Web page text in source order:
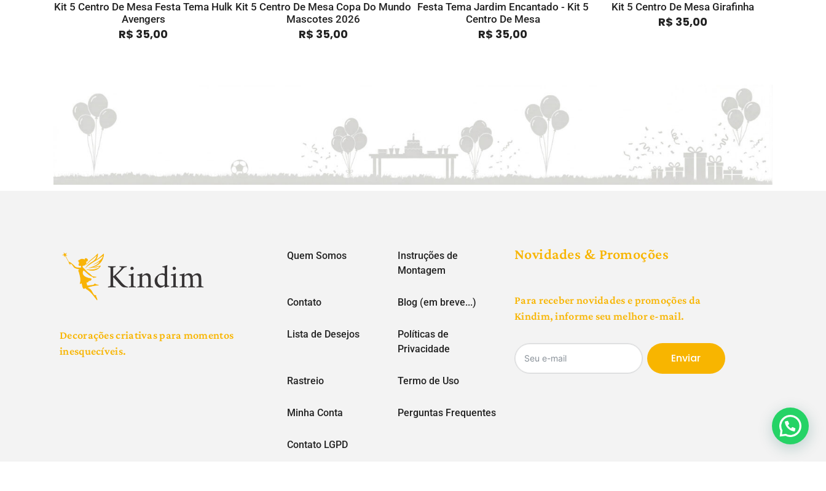
Kit 5 Centro De Mesa Festa Tema Hulk
Avengers
R$ 35,00
Kit 5 Centro De Mesa Copa Do Mundo
Mascotes 2026
R$ 35,00
Festa Tema Jardim Encantado - Kit 5
Centro De Mesa
R$ 35,00
Kit 5 Centro De Mesa Girafinha
R$ 35,00
Decorações criativas para momentos
inesquecíveis.
Quem Somos
Instruções de
Montagem
Contato Blog (em breve...)
Lista de Desejos
Políticas de
Privacidade
Rastreio Termo de Uso
Minha Conta Perguntas Frequentes
Contato LGPD
Novidades & Promoções
Para receber novidades e promoções da
Kindim, informe seu melhor e-mail.
Enviar